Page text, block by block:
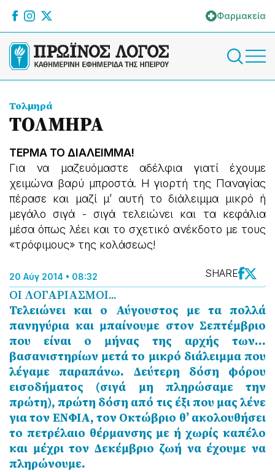
Φαρμακεία
Τολμηρά
ΤΟΛΜΗΡΑ
ΤΕΡΜΑ ΤΟ ΔΙΑΛΕΙΜΜΑ!
Για να μαζευόμαστε αδέλφια γιατί έχουμε
χειμώνα βαρύ μπροστά. Η γιορτή της Παναγίας
πέρασε και μαζί μ’ αυτή το διάλειμμα μικρό ή
μεγάλο σιγά - σιγά τελειώνει και τα κεφάλια
μέσα όπως λέει και το σχετικό ανέκδοτο με τους
«τρόφιμους» της κολάσεως!
20 Αύγ 2014 • 08:32 SHARE
ΟΙ ΛΟΓΑΡΙΑΣΜΟΙ...
Τελειώνει και ο Αύγουστος με τα πολλά
πανηγύρια και μπαίνουμε στον Σεπτέμβριο
που είναι ο μήνας της αρχής των...
βασανιστηρίων μετά το μικρό διάλειμμα που
λέγαμε παραπάνω. Δεύτερη δόση φόρου
εισοδήματος (σιγά μη πληρώσαμε την
πρώτη), πρώτη δόση από τις έξι που μας λένε
για τον ΕΝΦΙΑ, τον Οκτώβριο θ’ ακολουθήσει
το πετρέλαιο θέρμανσης με ή χωρίς καπέλο
και μέχρι τον Δεκέμβριο ζωή να έχουμε να
πληρώνουμε.